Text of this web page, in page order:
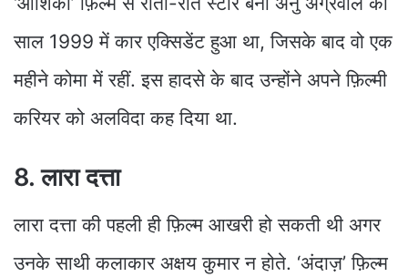
साल 1999 में कार एक्सिडेंट हुआ था, जिसके बाद वो एक
महीने कोमा में रहीं. इस हादसे के बाद उन्होंने अपने फ़िल्मी
करियर को अलविदा कह दिया था.
8. लारा दत्ता
लारा दत्ता की पहली ही फ़िल्म आखरी हो सकती थी अगर
उनके साथी कलाकार अक्षय कुमार न होते. ‘अंदाज़’ फ़िल्म